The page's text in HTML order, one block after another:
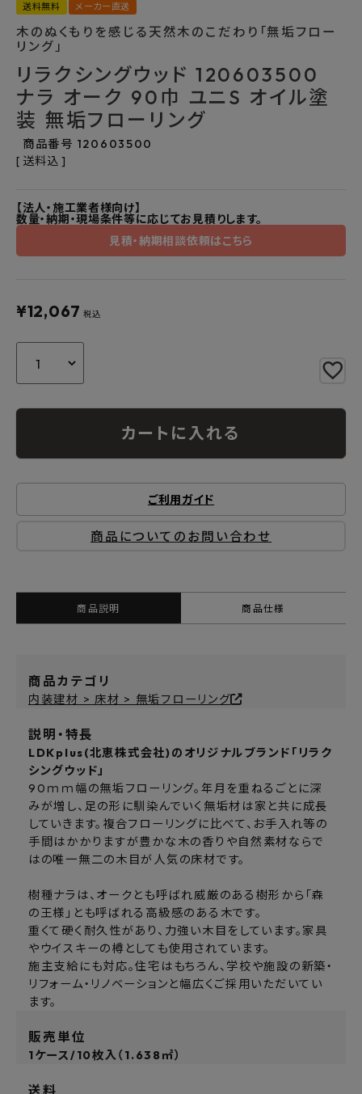
よくあるご質問
お問い合わせ
メルマガ登録
特定商取引法について
送料無料 メーカー直送
木のぬくもりを感じる天然木のこだわり「無垢フロー
リング」
リラクシングウッド 120603500
ナラ オーク 90巾 ユニS オイル塗
装 無垢フローリング
商品番号 120603500
送料込
【法人・施工業者様向け】
数量・納期・現場条件等に応じてお見積りします。
見積・納期相談依頼はこちら
¥12,067 税込
カートに入れる
ご利用ガイド
商品についてのお問い合わせ
商品説明 商品仕様
商品カテゴリ
内装建材 > 床材 > 無垢フローリング
説明・特長
LDKplus(北恵株式会社)のオリジナルブランド「リラク
シングウッド」
90ｍｍ幅の無垢フローリング。年月を重ねるごとに深
みが増し、足の形に馴染んでいく無垢材は家と共に成長
していきます。複合フローリングに比べて、お手入れ等の
手間はかかりますが豊かな木の香りや自然素材ならで
はの唯一無二の木目が人気の床材です。
樹種ナラは、オークとも呼ばれ威厳のある樹形から「森
の王様」とも呼ばれる高級感のある木です。
重くて硬く耐久性があり、力強い木目をしています。家具
やウイスキーの樽としても使用されています。
施主支給にも対応。住宅はもちろん、学校や施設の新築・
リフォーム・リノベーションと幅広くご採用いただいてい
ます。
販売単位
1ケース/10枚入（1.638㎡）
送料